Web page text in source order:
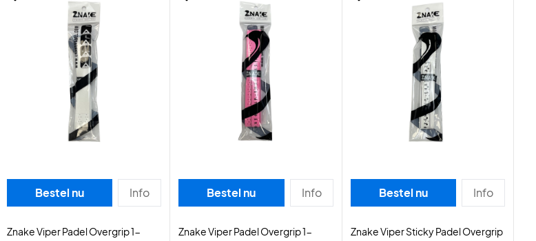
Bestel nu Info
Znake Viper Padel Overgrip 1-
Bestel nu Info
Znake Viper Padel Overgrip 1-
Bestel nu Info
Znake Viper Sticky Padel Overgrip